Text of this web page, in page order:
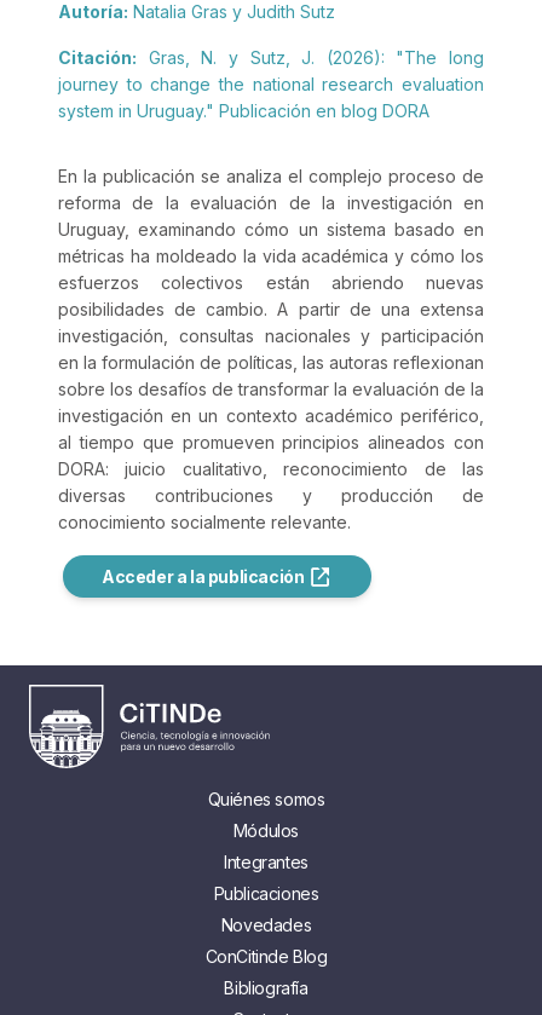
Autoría: Natalia Gras y Judith Sutz
Citación: Gras, N. y Sutz, J. (2026): "The long
journey to change the national research evaluation
system in Uruguay." Publicación en blog DORA
En la publicación se analiza el complejo proceso de
reforma de la evaluación de la investigación en
Uruguay, examinando cómo un sistema basado en
métricas ha moldeado la vida académica y cómo los
esfuerzos colectivos están abriendo nuevas
posibilidades de cambio. A partir de una extensa
investigación, consultas nacionales y participación
en la formulación de políticas, las autoras reflexionan
sobre los desafíos de transformar la evaluación de la
investigación en un contexto académico periférico,
al tiempo que promueven principios alineados con
DORA: juicio cualitativo, reconocimiento de las
diversas contribuciones y producción de
conocimiento socialmente relevante.
Acceder a la publicación
Quiénes somos
Módulos
Integrantes
Publicaciones
Novedades
ConCitinde Blog
Bibliografía